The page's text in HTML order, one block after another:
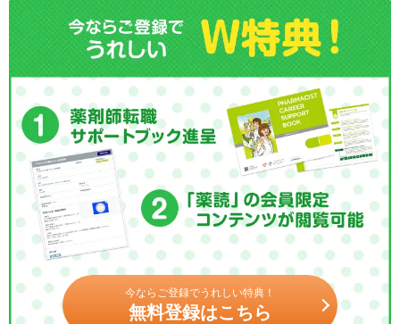
今ならご登録でうれしい特典！
無料登録はこちら